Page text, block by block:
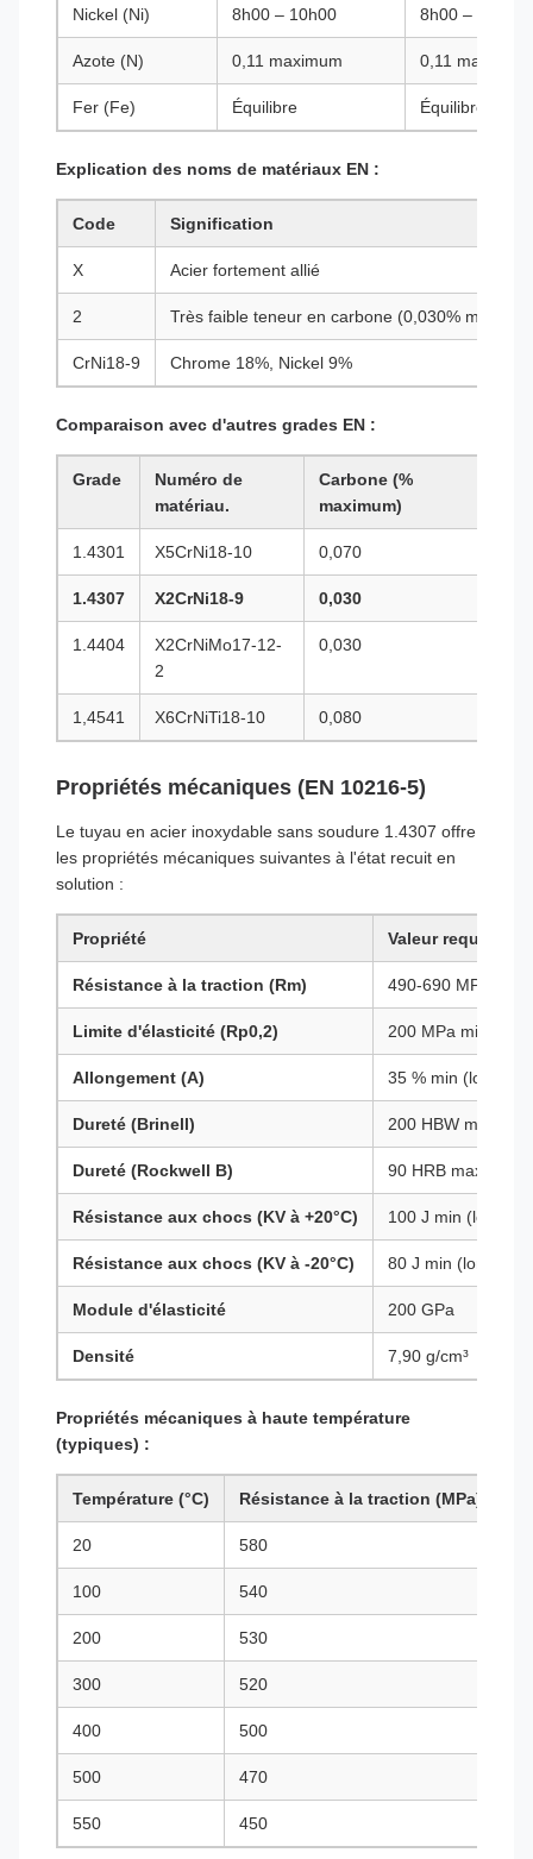
Nickel (Ni) 8h00 – 10h00 8h00 – 10h50
Azote (N) 0,11 maximum 0,11 maximum
Fer (Fe) Équilibre Équilibre
Explication des noms de matériaux EN :
Code Signification
X Acier fortement allié
2 Très faible teneur en carbone (0,030% max)
CrNi18-9 Chrome 18%, Nickel 9%
Comparaison avec d'autres grades EN :
Grade
Numéro de
matériau.
Carbone (%
maximum)
1.4301 X5CrNi18-10 0,070
1.4307 X2CrNi18-9 0,030
1.4404
X2CrNiMo17-12-
2
0,030
1,4541 X6CrNiTi18-10 0,080
Propriétés mécaniques (EN 10216-5)
Le tuyau en acier inoxydable sans soudure 1.4307 offre
les propriétés mécaniques suivantes à l'état recuit en
solution :
Propriété Valeur requise
Résistance à la traction (Rm) 490-690 MPa
Limite d'élasticité (Rp0,2) 200 MPa min.
Allongement (A) 35 % min
Dureté (Brinell) 200 HBW
Dureté (Rockwell B) 90 HRB maximum
Résistance aux chocs (KV à +20°C) 100 J min
Résistance aux chocs (KV à -20°C) 80 J min
Module d'élasticité 200 GPa
Densité 7,90 g/cm³
Propriétés mécaniques à haute température
(typiques) :
Température (°C) Résistance à la traction (MPa)
20 580
100 540
200 530
300 520
400 500
500 470
550 450